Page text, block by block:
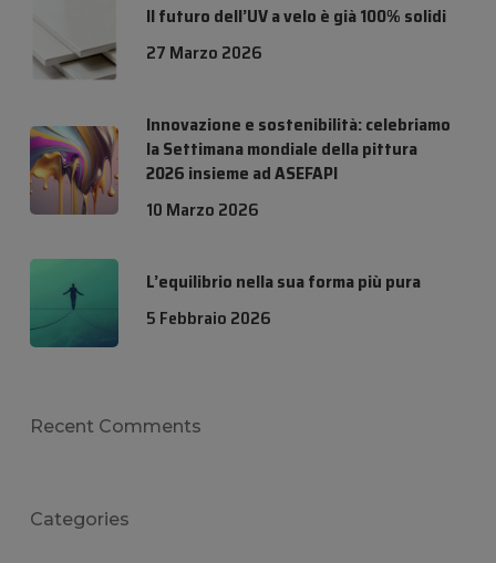
Il futuro dell’UV a velo è già 100% solidi
27 Marzo 2026
Innovazione e sostenibilità: celebriamo
la Settimana mondiale della pittura
2026 insieme ad ASEFAPI
10 Marzo 2026
L’equilibrio nella sua forma più pura
5 Febbraio 2026
Recent Comments
Categories